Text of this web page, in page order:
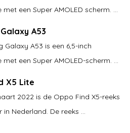
een Super AMOLED scherm. ...
A53
Galaxy A53 is een 6,5-inch
een Super AMOLED-scherm. ...
X5 Lite
2022 is de Oppo Find X5-reeks
in Nederland. De reeks ...